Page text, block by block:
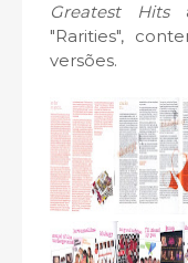
Greatest Hits
"Rarities",
versões.